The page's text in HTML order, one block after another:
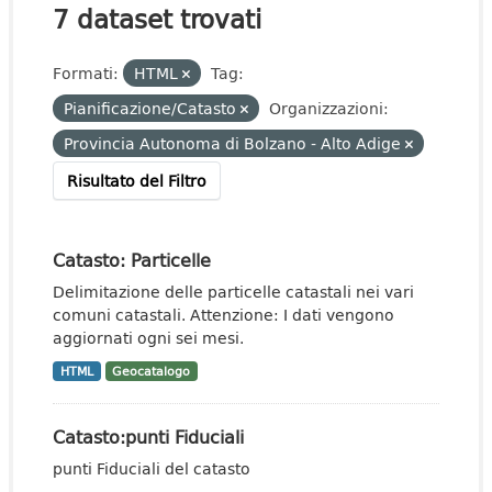
7 dataset trovati
Formati: HTML
Tag:
Pianificazione/Catasto
Organizzazioni:
Provincia Autonoma di Bolzano - Alto Adige
Risultato del Filtro
Catasto: Particelle
Delimitazione delle particelle catastali nei vari
comuni catastali. Attenzione: I dati vengono
aggiornati ogni sei mesi.
HTML Geocatalogo
Catasto:punti Fiduciali
punti Fiduciali del catasto